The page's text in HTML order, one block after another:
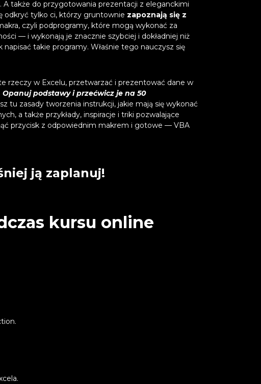
także do przygotowania prezentacji z eleganckimi
odkryć tylko ci, którzy gruntownie zapoznają się z
czyli podprogramy, które mogą wykonać za
— i wykonają je znacznie szybciej i dokładniej niż
takie programy. Właśnie tego nauczysz się
rzeczy w Excelu, przetwarzać i prezentować dane w
Opanuj podstawy i przećwicz je na 50
tu zasady tworzenia instrukcji, jakie mają się wykonać
a także przykłady, inspiracje i triki pozwalające
przycisk z odpowiednim makrem i gotowe — VBA
ją zaplanuj!
kursu online